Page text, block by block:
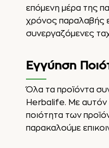
επόμενη μέρα της
χρόνος παραλαβής
συνεργαζόμενες
Εγγύηση
Όλα τα προϊόντα
Herbalife. Με αυτόν
ποιότητα των
παρακαλούμε